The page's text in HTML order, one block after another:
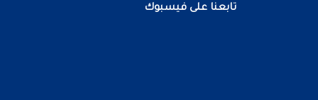
تابعنا على فيسبوك